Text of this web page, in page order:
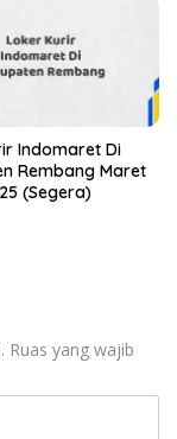
Indomaret Di
Rembang Maret
(Segera)
Ruas yang wajib